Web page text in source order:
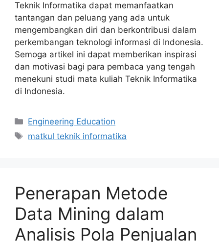
Teknik Informatika dapat memanfaatkan
tantangan dan peluang yang ada untuk
mengembangkan diri dan berkontribusi dalam
perkembangan teknologi informasi di Indonesia.
Semoga artikel ini dapat memberikan inspirasi
dan motivasi bagi para pembaca yang tengah
menekuni studi mata kuliah Teknik Informatika
di Indonesia.
Kategori
Engineering Education
Tag
matkul teknik informatika
Penerapan Metode
Data Mining dalam
Analisis Pola Penjualan